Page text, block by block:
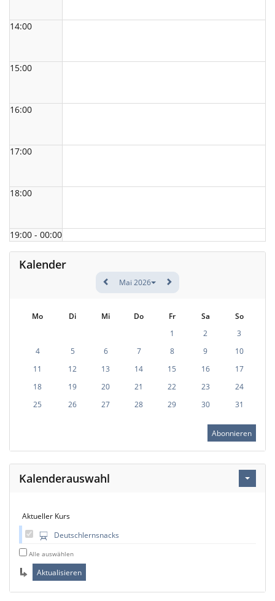
14:00
15:00
16:00
17:00
18:00
19:00 - 00:00
Kalender
Mai 2026
Mo Di Mi Do Fr Sa
So
1
2
3
4
5 6 7 8 9
10
11
12 13 14 15 16
17
18
19 20 21 22 23
24
25
26 27 28 29 30 31
Abonnieren
Kalenderauswahl
Aktueller Kurs
Deutschlernsnacks
Alle auswählen